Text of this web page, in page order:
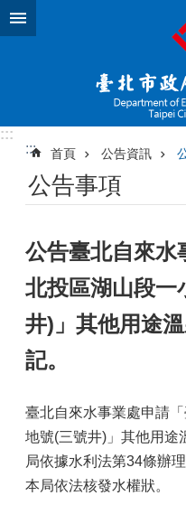
跳到主要內容區塊
:::
:::
首頁 公告資訊
公告事項
公告臺北自來水
北投區湖山段一
井)」其他用途
記。
臺北自來水事業處申請
地號(三號井)」其他用途
局依據水利法第34條辦
本局依法核發水權狀。